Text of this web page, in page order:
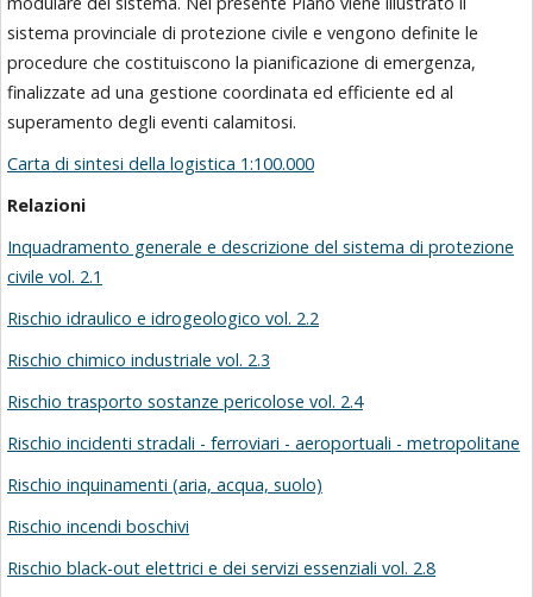
sistema provinciale di protezione civile e vengono definite le
procedure che costituiscono la pianificazione di emergenza,
finalizzate ad una gestione coordinata ed efficiente ed al
superamento degli eventi calamitosi.
Carta di sintesi della logistica 1:100.000
Relazioni
Inquadramento generale e descrizione del sistema di protezione
civile vol. 2.1
Rischio idraulico e idrogeologico vol. 2.2
Rischio chimico industriale vol. 2.3
Rischio trasporto sostanze pericolose vol. 2.4
Rischio incidenti stradali - ferroviari - aeroportuali - metropolitane
Rischio inquinamenti (aria, acqua, suolo)
Rischio incendi boschivi
Rischio black-out elettrici e dei servizi essenziali vol. 2.8